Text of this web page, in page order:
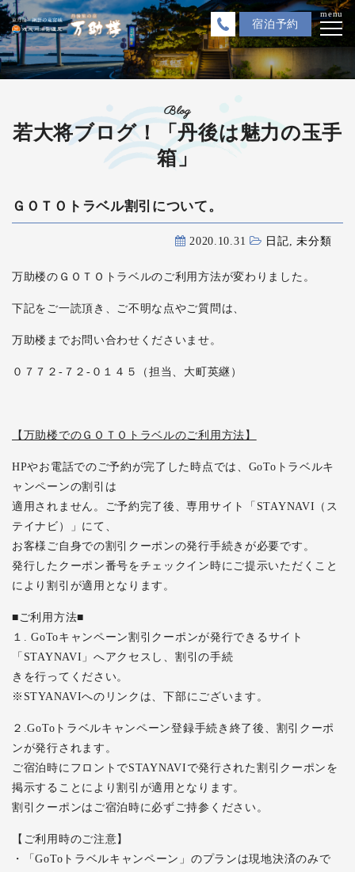
宿泊予約
menu
Blog
若大将ブログ！「丹後は魅力の玉手
箱」
ＧＯＴＯトラベル割引について。
2020.10.31 日記,未分類
万助楼のＧＯＴＯトラベルのご利用方法が変わりました。
下記をご一読頂き、ご不明な点やご質問は、
万助楼までお問い合わせくださいませ。
０７７２-７２-０１４５（担当、大町英継）
【万助楼でのＧＯＴＯトラベルのご利用方法】
HPやお電話でのご予約が完了した時点では、GoToトラベルキ
ャンペーンの割引は
適用されません。ご予約完了後、専用サイト「STAYNAVI（ス
テイナビ）」にて、
お客様ご自身での割引クーポンの発行手続きが必要です。
発行したクーポン番号をチェックイン時にご提示いただくこと
により割引が適用となります。
■ご利用方法■
１. GoToキャンペーン割引クーポンが発行できるサイト
「STAYNAVI」へアクセスし、割引の手続
きを行ってください。
※STYANAVIへのリンクは、下部にございます。
２.GoToトラベルキャンペーン登録手続き終了後、割引クーポ
ンが発行されます。
ご宿泊時にフロントでSTAYNAVIで発行された割引クーポンを
掲示することにより割引が適用となります。
割引クーポンはご宿泊時に必ずご持参ください。
【ご利用時のご注意】
・「GoToトラベルキャンペーン」のプランは現地決済のみで